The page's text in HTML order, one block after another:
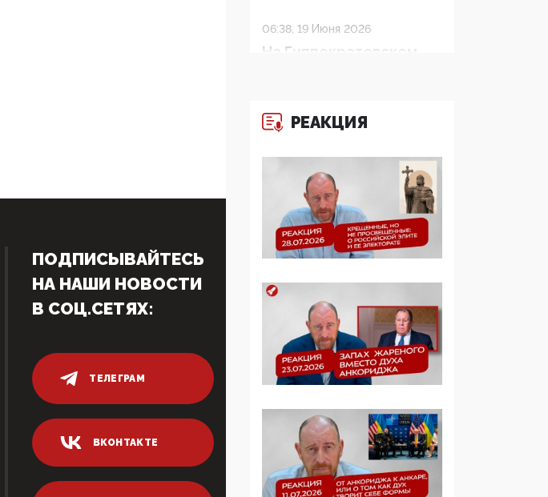
06:38, 19 Июня 2026
На Гиппократовском
бюджета в 100 раз
больше, чем кровные
многодетные семьи
05:00, 13 Июня 2026
Разбор учебника
Обществознания под
редакцией Медведева:
традиционные
ценности и немного
двоемыслия
11:53, 09 Июня 2026
Прокуратура наконец
экстремистскую
деятельность ИИТО
ЮНЕСКО в России, но
цифроглобалисты
продолжают
РЕАКЦИЯ
ПОДПИСЫВАЙТЕСЬ
НА НАШИ НОВОСТИ
В СОЦ.СЕТЯХ:
ТЕЛЕГРАМ
ВКОНТАКТЕ